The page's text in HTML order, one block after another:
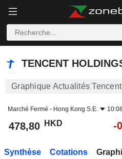
TENCENT
Graphique Actualités
Marché Fermé - Hong Kong S.E.
478,80 HKD -
Synthèse Cotations